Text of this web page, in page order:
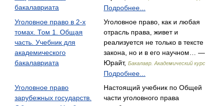
бакалавриата
Подробнее...
Уголовное право в 2-х
томах. Том 1. Общая
часть. Учебник для
академического
бакалавриата
Уголовное право, как и любая
отрасль права, живет и
реализуется не только в тексте
закона, но и в его научном… —
Юрайт, Бакалавр. Академический курс
Подробнее...
Уголовное право
зарубежных государств.
Настоящий учебник по Общей
части уголовного права